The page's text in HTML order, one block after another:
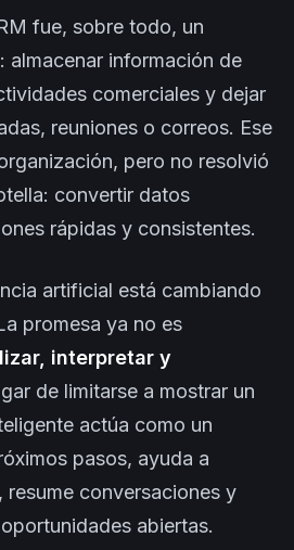
fue, sobre todo, un
almacenar información de
comerciales y dejar
reuniones o correos. Ese
pero no resolvió
convertir datos
rápidas y consistentes.
artificial está cambiando
promesa ya no es
interpretar y
de limitarse a mostrar un
actúa como un
pasos, ayuda a
resume conversaciones y
abiertas.